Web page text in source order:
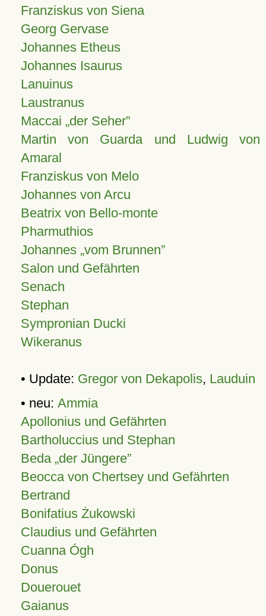
Franziskus von Siena
Georg Gervase
Johannes Etheus
Johannes Isaurus
Lanuinus
Laustranus
Maccai „der Seher”
Martin von Guarda und Ludwig von
Amaral
Franziskus von Melo
Johannes von Arcu
Beatrix von Bello-monte
Pharmuthios
Johannes vom Brunnen
Salon und Gefährten
Senach
Stephan
Sympronian Ducki
Wikeranus
• Update: Gregor von Dekapolis, Lauduin
• neu: Ammia
Apollonius und Gefährten
Bartholuccius und Stephan
Beda „der Jüngere”
Beocca von Chertsey und Gefährten
Bertrand
Bonifatius Żukowski
Claudius und Gefährten
Cuanna Ógh
Donus
Douerouet
Gaianus